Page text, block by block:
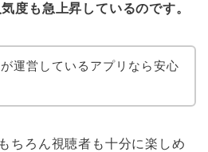
度も急上昇しているのです。
運営しているアプリなら安心
ちろん視聴者も十分に楽しめ